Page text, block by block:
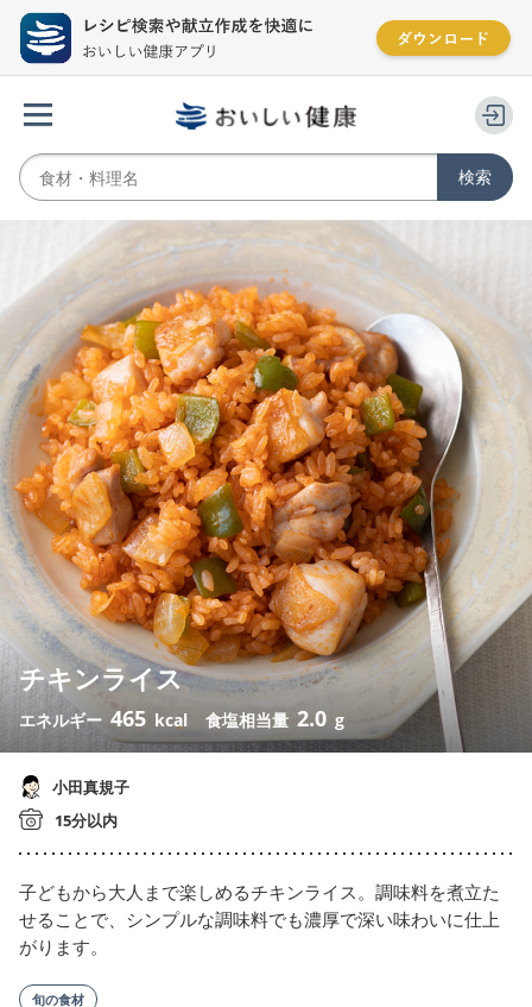
チキンライス
エネルギー 465 kcal 食塩相当量 2.0 g
小田真規子
15分以内
子どもから大人まで楽しめるチキンライス。調味料を煮立た
せることで、シンプルな調味料でも濃厚で深い味わいに仕上
がります。
旬の食材